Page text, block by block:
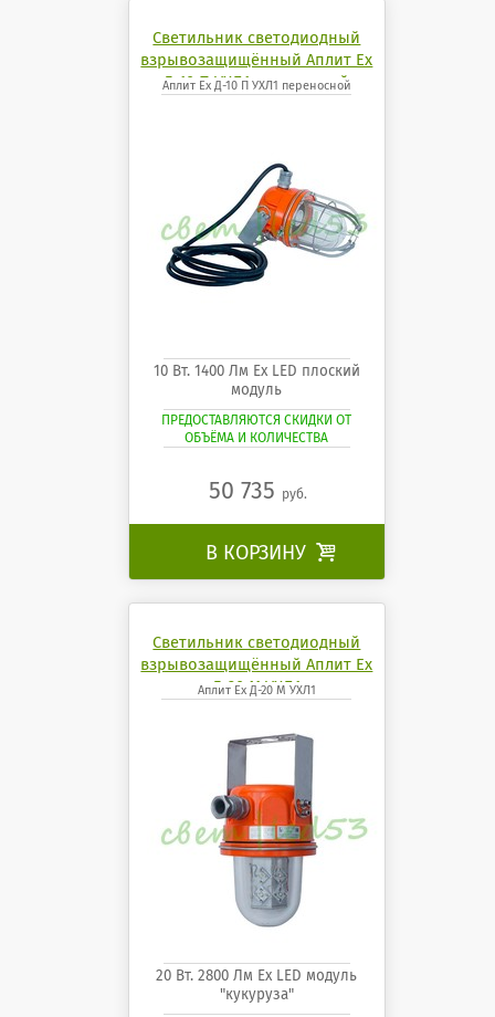
Светильник светодиодный
взрывозащищённый Аплит Ех
Д-10 П УХЛ1 переносной
Аплит Ех Д-10 П УХЛ1 переносной
10 Вт. 1400 Лм Ех LED плоский
модуль
ПРЕДОСТАВЛЯЮТСЯ СКИДКИ ОТ
ОБЪЁМА И КОЛИЧЕСТВА
50 735 руб.
В КОРЗИНУ 
Светильник светодиодный
взрывозащищённый Аплит Ех
Д-20 М УХЛ1
Аплит Ех Д-20 М УХЛ1
20 Вт. 2800 Лм Ех LED модуль
"кукуруза"